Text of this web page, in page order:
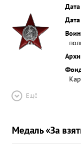
Ещё
Медаль «За